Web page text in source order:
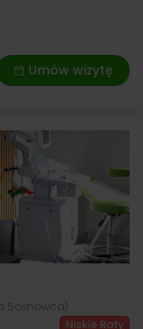
Umów wizytę
Sosnowca)